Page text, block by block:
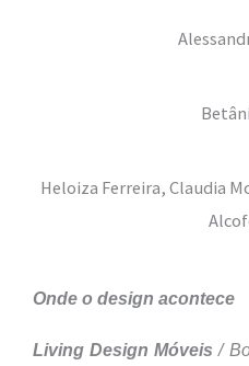
Heloiza Ferreira, Claudia
Onde o design acontece
Living Design Móveis /